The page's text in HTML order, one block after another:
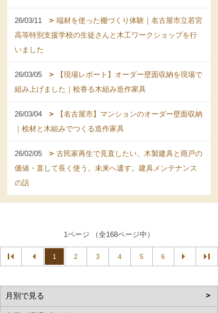
26/03/11
端材を使った棚づくり体験｜名古屋市立若宮
高等特別支援学校の生徒さんと木工ワークショップを行
いました
26/03/05
【現場レポート】オーダー壁面収納を現場で
組み上げました｜桧香る木組み造作家具
26/03/04
【名古屋市】マンションのオーダー壁面収納
｜桧材と木組みでつくる造作家具
26/02/05
古民家再生で見直したい、木製建具と雨戸の
価値・直して長く使う。未来へ遺す。建具メンテナンス
の話
1ページ （全168ページ中）
1 2 3 4 5 6